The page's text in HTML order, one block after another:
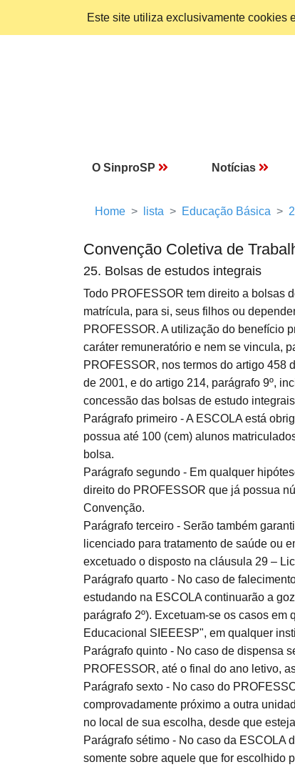
Este site utiliza exclusivamente cookies
O SinproSP Notícias
Home lista Educação Básica
Convenção Coletiva de
25. Bolsas de estudos integrais
Todo PROFESSOR tem direito a bolsas
matrícula, para si, seus filhos ou
PROFESSOR. A utilização do benefício
caráter remuneratório e nem se vincula,
PROFESSOR, nos termos do artigo 458
de 2001, e do artigo 214, parágrafo 9º,
concessão das bolsas de estudo
Parágrafo primeiro - A ESCOLA está
possua até 100 (cem) alunos
bolsa.
Parágrafo segundo - Em qualquer
direito do PROFESSOR que já possua
Convenção.
Parágrafo terceiro - Serão também
licenciado para tratamento de saúde ou
excetuado o disposto na cláusula 29 –
Parágrafo quarto - No caso de
estudando na ESCOLA continuarão a
parágrafo 2º). Excetuam-se os casos
Educacional SIEEESP", em qualquer
Parágrafo quinto - No caso de dispensa
PROFESSOR, até o final do ano letivo,
Parágrafo sexto - No caso do
comprovadamente próximo a outra
no local de sua escolha, desde que
Parágrafo sétimo - No caso da ESCOLA
somente sobre aquele que for escolhido